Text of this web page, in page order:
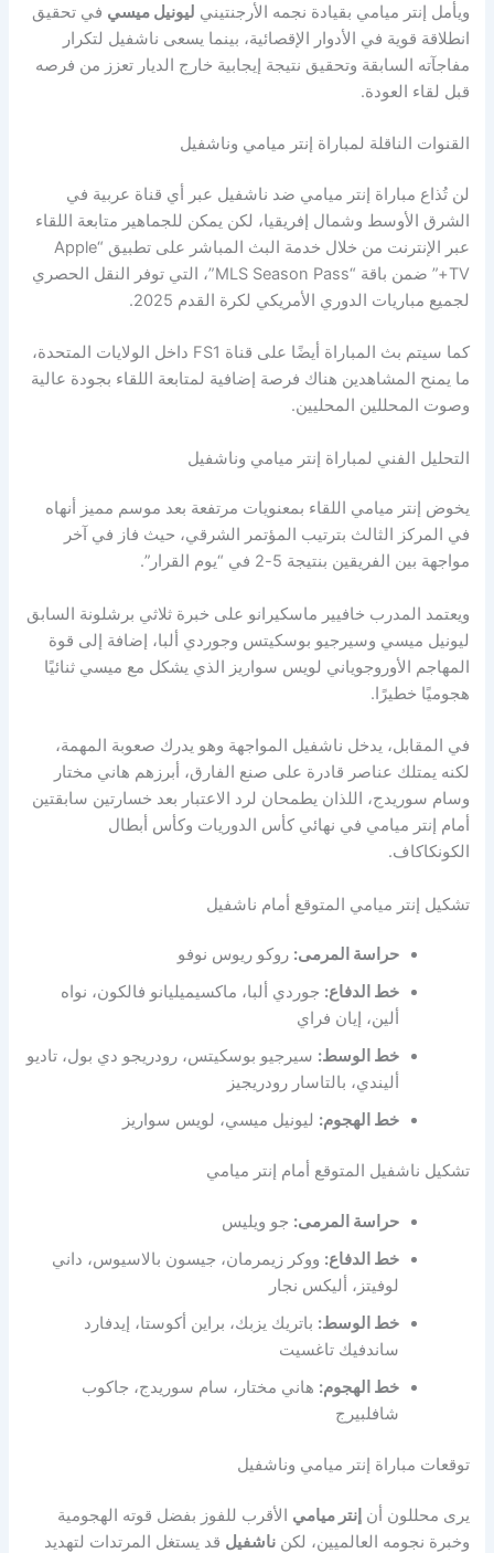
ويأمل إنتر ميامي بقيادة نجمه الأرجنتيني ليونيل ميسي في تحقيق
انطلاقة قوية في الأدوار الإقصائية، بينما يسعى ناشفيل لتكرار
مفاجآته السابقة وتحقيق نتيجة إيجابية خارج الديار تعزز من فرصه
قبل لقاء العودة.
القنوات الناقلة لمباراة إنتر ميامي وناشفيل
لن تُذاع مباراة إنتر ميامي ضد ناشفيل عبر أي قناة عربية في
الشرق الأوسط وشمال إفريقيا، لكن يمكن للجماهير متابعة اللقاء
عبر الإنترنت من خلال خدمة البث المباشر على تطبيق “Apple
TV+” ضمن باقة “MLS Season Pass”، التي توفر النقل الحصري
لجميع مباريات الدوري الأمريكي لكرة القدم 2025.
كما سيتم بث المباراة أيضًا على قناة FS1 داخل الولايات المتحدة،
ما يمنح المشاهدين هناك فرصة إضافية لمتابعة اللقاء بجودة عالية
وصوت المحللين المحليين.
التحليل الفني لمباراة إنتر ميامي وناشفيل
يخوض إنتر ميامي اللقاء بمعنويات مرتفعة بعد موسم مميز أنهاه
في المركز الثالث بترتيب المؤتمر الشرقي، حيث فاز في آخر
مواجهة بين الفريقين بنتيجة 5-2 في “يوم القرار”.
ويعتمد المدرب خافيير ماسكيرانو على خبرة ثلاثي برشلونة السابق
ليونيل ميسي وسيرجيو بوسكيتس وجوردي ألبا، إضافة إلى قوة
المهاجم الأوروجوياني لويس سواريز الذي يشكل مع ميسي ثنائيًا
هجوميًا خطيرًا.
في المقابل، يدخل ناشفيل المواجهة وهو يدرك صعوبة المهمة،
لكنه يمتلك عناصر قادرة على صنع الفارق، أبرزهم هاني مختار
وسام سوريدج، اللذان يطمحان لرد الاعتبار بعد خسارتين سابقتين
أمام إنتر ميامي في نهائي كأس الدوريات وكأس أبطال
الكونكاكاف.
تشكيل إنتر ميامي المتوقع أمام ناشفيل
حراسة المرمى: روكو ريوس نوفو
خط الدفاع: جوردي ألبا، ماكسيميليانو فالكون، نواه
ألين، إيان فراي
خط الوسط: سيرجيو بوسكيتس، رودريجو دي بول، تاديو
أليندي، بالتاسار رودريجيز
خط الهجوم: ليونيل ميسي، لويس سواريز
تشكيل ناشفيل المتوقع أمام إنتر ميامي
حراسة المرمى: جو ويليس
خط الدفاع: ووكر زيمرمان، جيسون بالاسيوس، داني
لوفيتز، أليكس نجار
خط الوسط: باتريك يزبك، براين أكوستا، إيدفارد
ساندفيك تاغسيت
خط الهجوم: هاني مختار، سام سوريدج، جاكوب
شافلبيرج
توقعات مباراة إنتر ميامي وناشفيل
يرى محللون أنإنتر ميامي الأقرب للفوز بفضل قوته الهجومية
وخبرة نجومه العالميين، لكنناشفيل قد يستغل المرتدات لتهديد